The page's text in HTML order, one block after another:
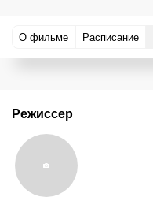
О фильме Расписание
Режиссер